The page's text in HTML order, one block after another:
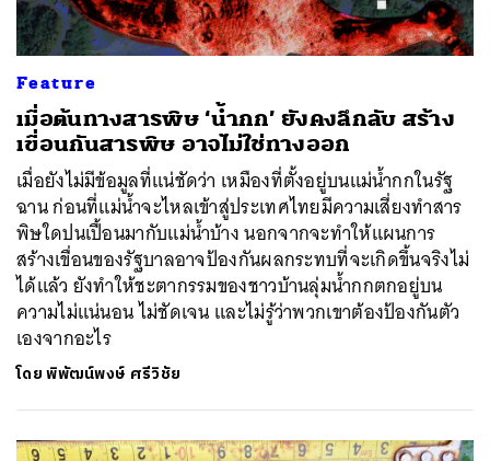
Feature
เมื่อต้นทางสารพิษ ‘น้ำกก’ ยังคงลึกลับ สร้าง
เขื่อนกันสารพิษ อาจไม่ใช่ทางออก
เมื่อยังไม่มีข้อมูลที่แน่ชัดว่า เหมืองที่ตั้งอยู่บนแม่น้ำกกในรัฐ
ฉาน ก่อนที่แม่น้ำจะไหลเข้าสู่ประเทศไทยมีความเสี่ยงทำสาร
พิษใดปนเปื้อนมากับแม่น้ำบ้าง นอกจากจะทำให้แผนการ
สร้างเขื่อนของรัฐบาลอาจป้องกันผลกระทบที่จะเกิดขึ้นจริงไม่
ได้แล้ว ยังทำให้ชะตากรรมของชาวบ้านลุ่มน้ำกกตกอยู่บน
ความไม่แน่นอน ไม่ชัดเจน และไม่รู้ว่าพวกเขาต้องป้องกันตัว
เองจากอะไร
โดยพิพัฒน์พงษ์ ศรีวิชัย